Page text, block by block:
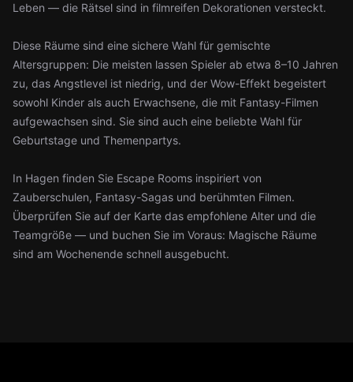
Leben — die Rätsel sind in filmreifen Dekorationen versteckt.
Diese Räume sind eine sichere Wahl für gemischte
Altersgruppen: Die meisten lassen Spieler ab etwa 8–10 Jahren
zu, das Angstlevel ist niedrig, und der Wow-Effekt begeistert
sowohl Kinder als auch Erwachsene, die mit Fantasy-Filmen
aufgewachsen sind. Sie sind auch eine beliebte Wahl für
Geburtstage und Themenpartys.
In Hagen finden Sie Escape Rooms inspiriert von
Zauberschulen, Fantasy-Sagas und berühmten Filmen.
Überprüfen Sie auf der Karte das empfohlene Alter und die
Teamgröße — und buchen Sie im Voraus: Magische Räume
sind am Wochenende schnell ausgebucht.